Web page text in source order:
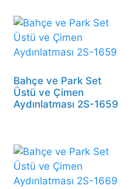
Bahçe ve Park Set
Üstü ve Çimen
Aydınlatması 2S-1659